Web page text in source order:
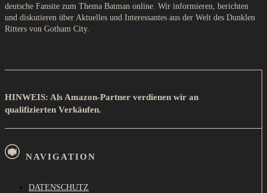
deutsche Fansite zum Thema Batman online. Wir informieren, berichten
und diskutieren über Aktuelles und Interessantes aus der Welt des Dunklen
Ritters von Gotham City.
HINWEIS: Als Amazon-Partner verdienen wir an
qualifizierten Verkäufen.
NAVIGATION
DATENSCHUTZ